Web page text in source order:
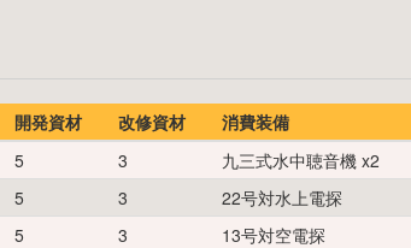
開発資材 改修資材 消費装備
5 3 九三式水中聴音機 x2
5 3 22号対水上電探
5 3 13号対空電探